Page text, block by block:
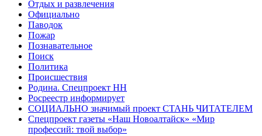
Отдых и развлечения
Официально
Паводок
Пожар
Познавательное
Поиск
Политика
Происшествия
Родина. Спецпроект НН
Росреестр информирует
СОЦИАЛЬНО значимый проект СТАНЬ ЧИТАТЕЛЕМ
Спецпроект газеты «Наш Новоалтайск» «Мир
профессий: твой выбор»